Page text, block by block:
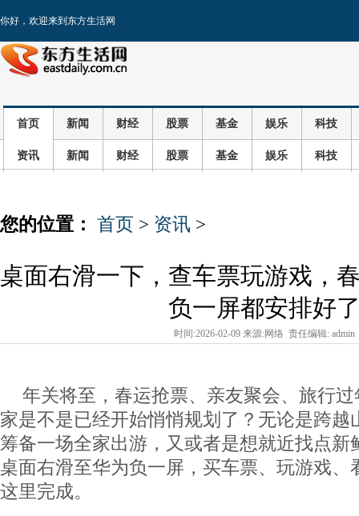
你好，欢迎来到东方生活网
首页 新闻 财经 股票 基金 娱乐 科技
资讯 新闻 财经 股票 基金 娱乐 科技
您的位置： 首页 > 资讯 >
桌面右滑一下，查车票玩游戏，
负一屏都安排好
时间:2026-02-09 来源:网络 责任编辑: admin
年关将至，春运抢票、亲友聚会、旅行
家是不是已经开始悄悄规划了？无论是跨越
筹备一场全家出游，又或者是想就近找点新
桌面右滑至华为负一屏，买车票、玩游戏、
这里完成。